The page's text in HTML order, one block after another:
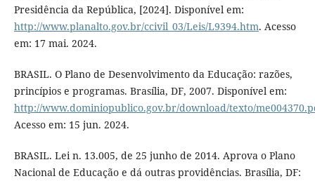
Presidência da República, [2024]. Disponível em:
http://www.planalto.gov.br/ccivil_03/Leis/L9394.htm. Acesso
em: 17 mai. 2024.
BRASIL. O Plano de Desenvolvimento da Educação: razões,
princípios e programas. Brasília, DF, 2007. Disponível em:
http://www.dominiopublico.gov.br/download/texto/
Acesso em: 15 jun. 2024.
BRASIL. Lei n. 13.005, de 25 junho de 2014. Aprova o Plano
Nacional de Educação e dá outras providências. Brasília, DF: